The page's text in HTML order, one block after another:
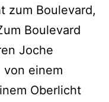
zum Boulevard,
Boulevard
Joche
von einem
Oberlicht